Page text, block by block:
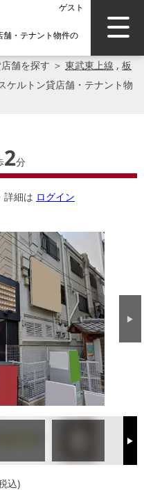
ゲスト
・テナント物件の
舗を探す ＞ 東武東上線 , 板
ケルトン貸店舗・テナント物
2分
詳細は ログイン
Next
Next
込)